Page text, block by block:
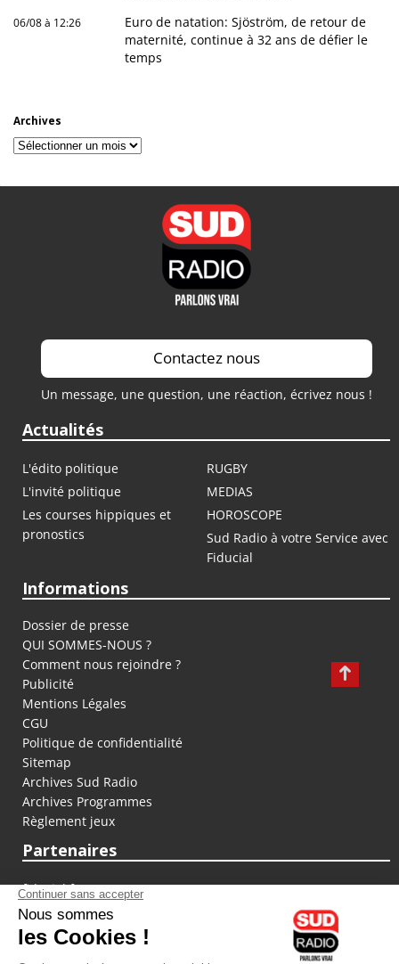
06/08 à 12:26
Euro de natation: Sjöström, de retour de
maternité, continue à 32 ans de défier le
temps
Archives
Archives
Contactez nous
Un message, une question, une réaction, écrivez nous !
Actualités
L'édito politique
RUGBY
L'invité politique
MEDIAS
Les courses hippiques et
pronostics
HOROSCOPE
Sud Radio à votre Service avec
Fiducial
Informations
Dossier de presse
QUI SOMMES-NOUS ?
Comment nous rejoindre ?
Publicité
Mentions Légales
CGU
Politique de confidentialité
Sitemap
Archives Sud Radio
Archives Programmes
Règlement jeux
Partenaires
fiducial.fr
lyoncapitale.fr
olympique-et-lyonnais.com